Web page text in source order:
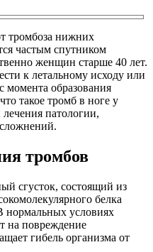
тромбоза нижних
частым спутником
женщин старше 40 лет.
к летальному исходу или
момента образования
такое тромб в ноге у
патологии,
тромбов
сгусток, состоящий из
белка
условиях
на повреждение
гибель организма от